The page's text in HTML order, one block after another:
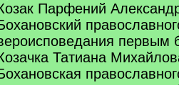
Парфений
первым
Татиана